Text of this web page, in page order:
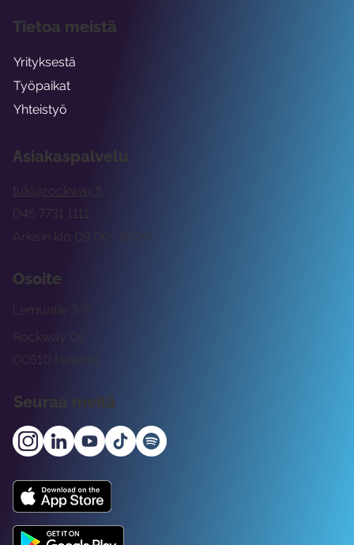
Asiakaspalvelu
tuki@rockway.fi
Arkisin klo 09:00 -15:00
045 7731 1111
Osoite
Rockway Oy
Lemuntie 3-5
00510 Helsinki
Seuraa meitä
Tietoa meistä
Yrityksestä
Työpaikat
Yhteistyö